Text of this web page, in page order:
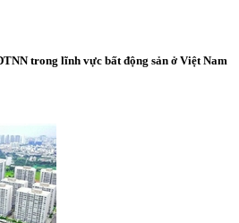
trong lĩnh vực bất động sản ở Việt Nam